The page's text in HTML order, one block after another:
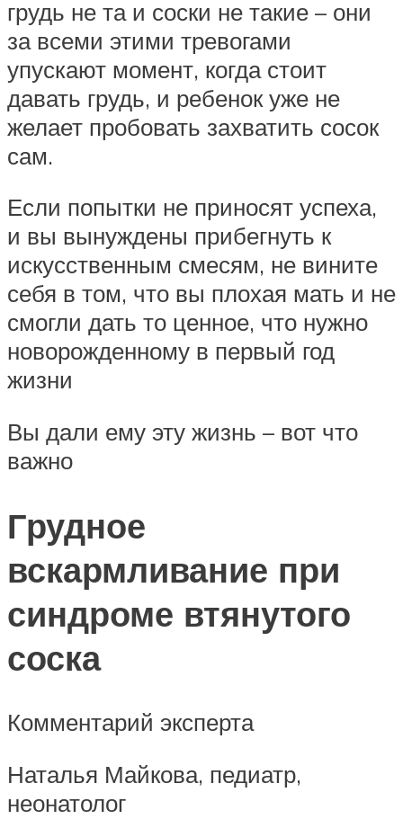
грудь не та и соски не такие – они
за всеми этими тревогами
упускают момент, когда стоит
давать грудь, и ребенок уже не
желает пробовать захватить сосок
сам.
Если попытки не приносят успеха,
и вы вынуждены прибегнуть к
искусственным смесям, не вините
себя в том, что вы плохая мать и не
смогли дать то ценное, что нужно
новорожденному в первый год
жизни
Вы дали ему эту жизнь – вот что
важно
Грудное
вскармливание при
синдроме втянутого
соска
Комментарий эксперта
Наталья Майкова, педиатр,
неонатолог